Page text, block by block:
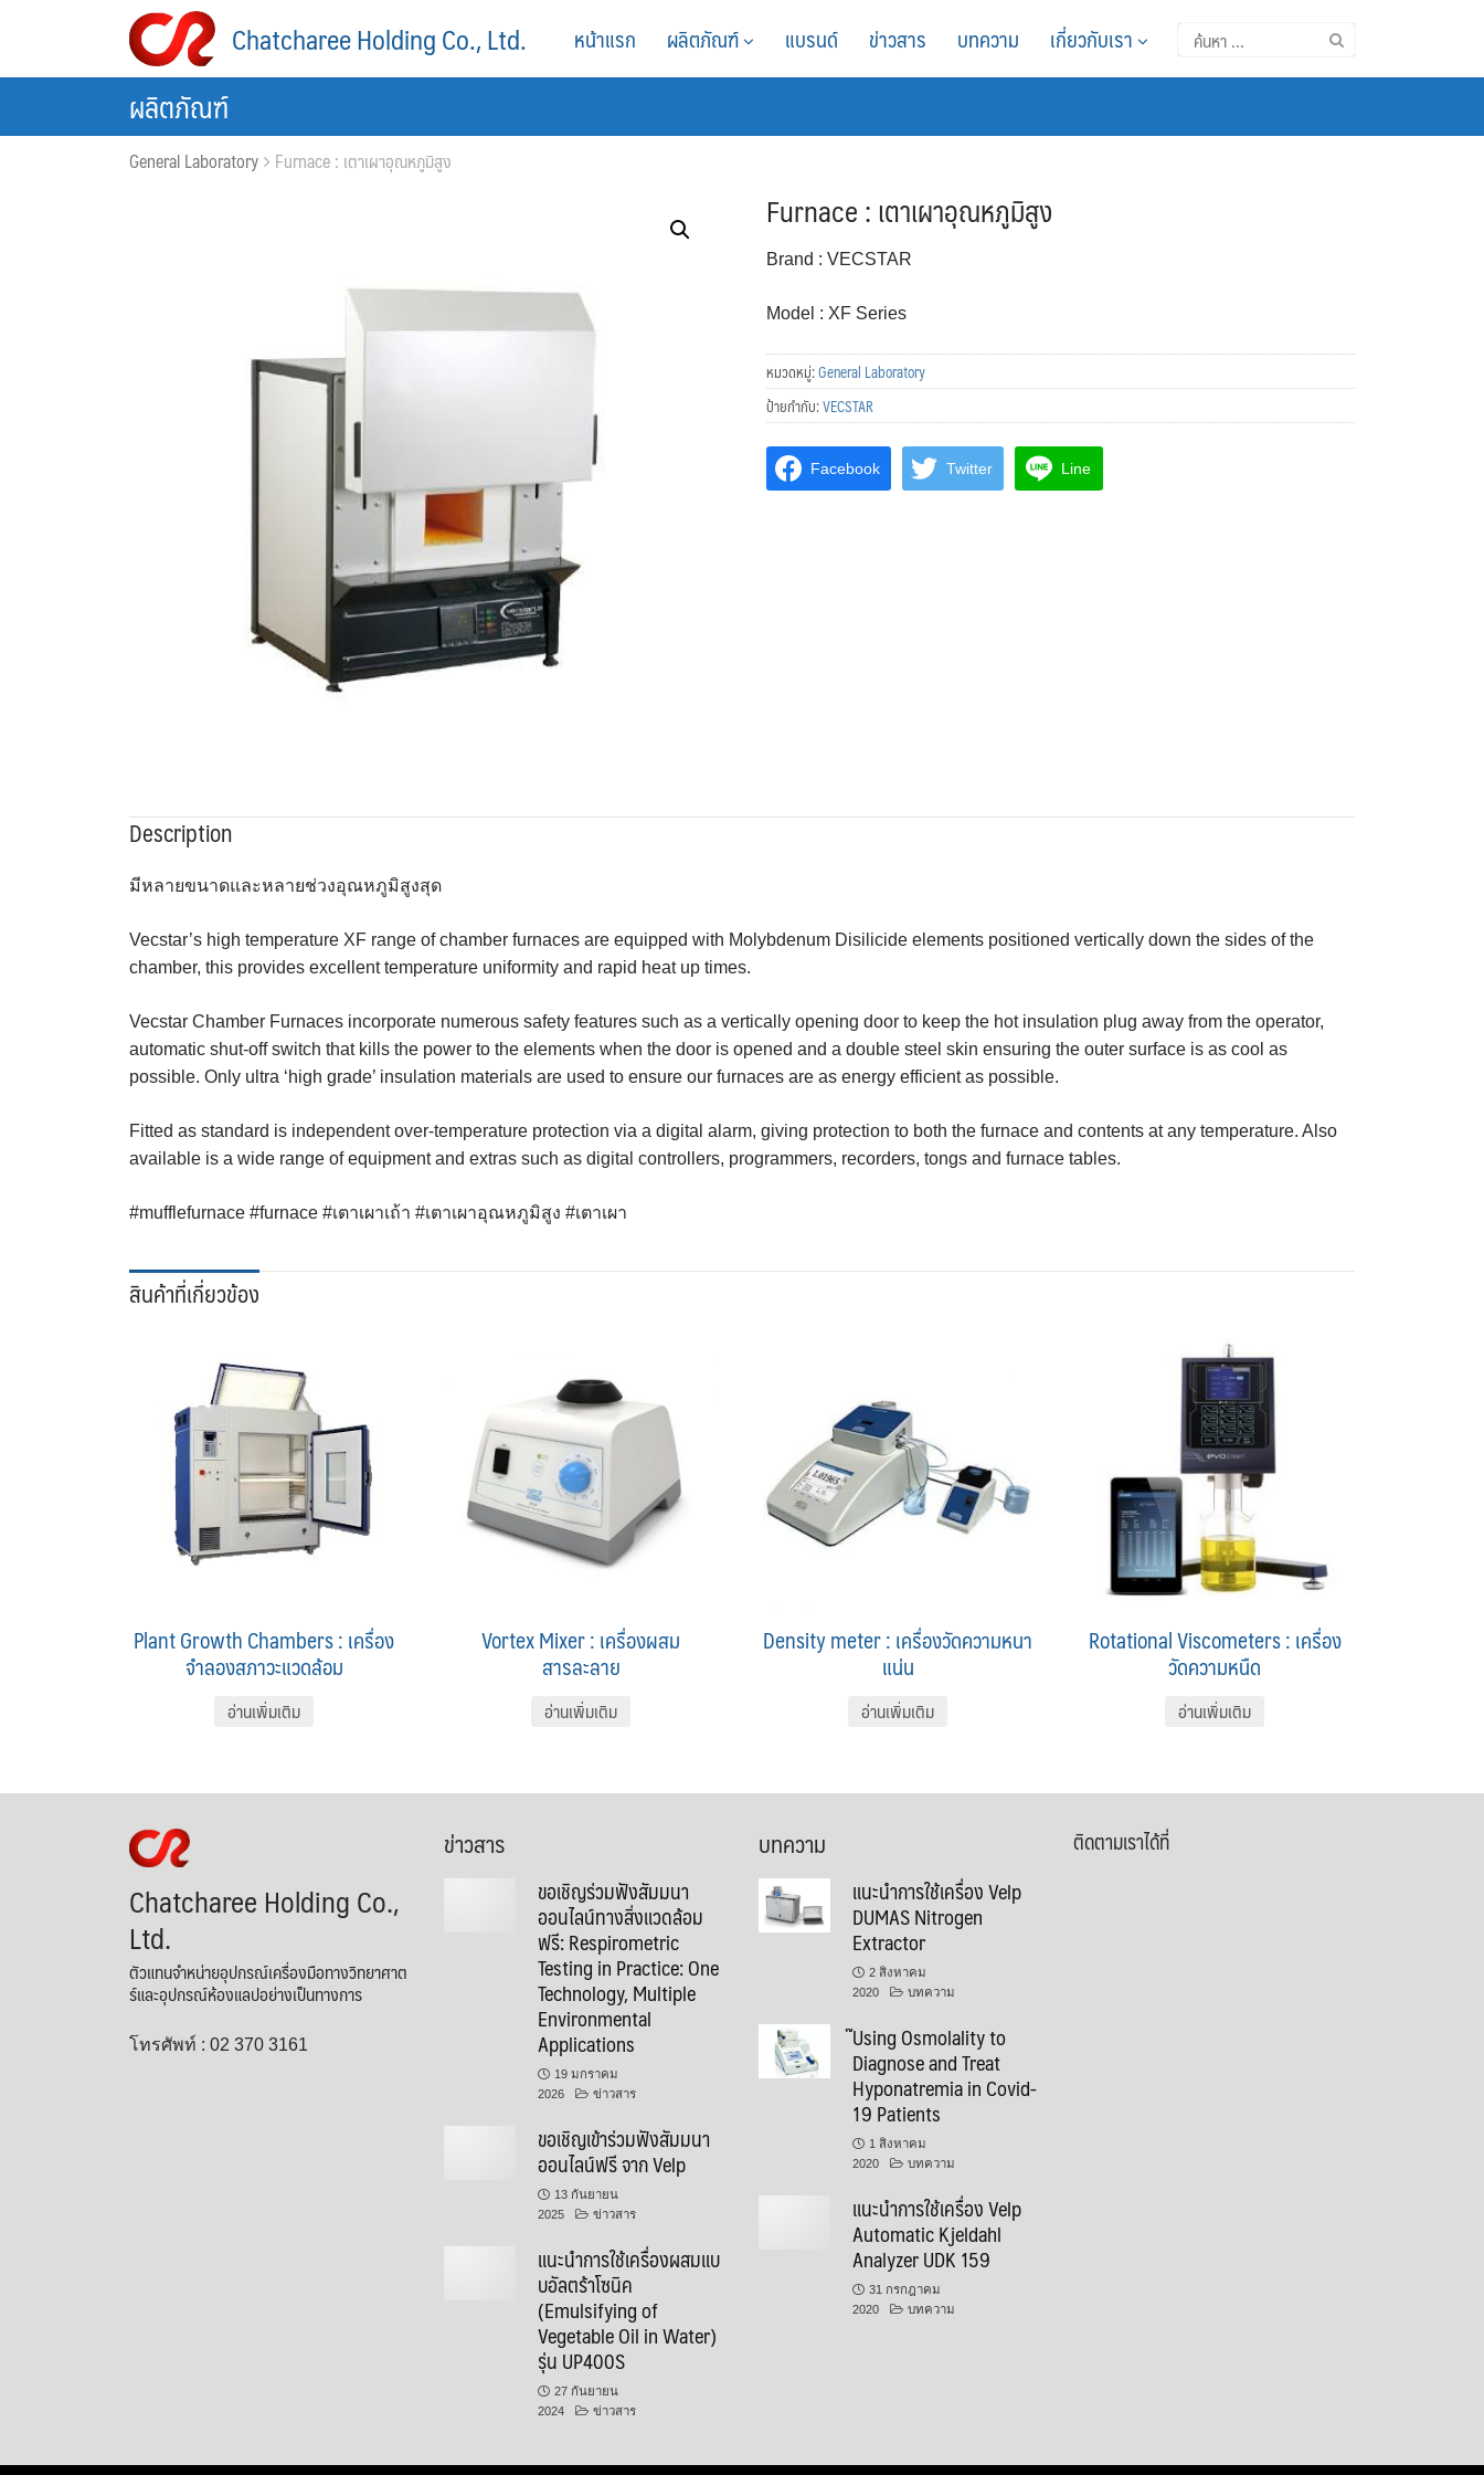
Chatcharee Holding Co., Ltd.
ค้นหา
สำหรับ:
หน้าแรก ผลิตภัณฑ์ แบรนด์ ข่าวสาร บทความ เกี่ยวกับเรา
ผลิตภัณฑ์
General Laboratory Furnace : เตาเผาอุณหภูมิสูง
Furnace : เตาเผาอุณหภูมิสูง
Brand : VECSTAR
Model : XF Series
หมวดหมู่:General Laboratory
ป้ายกำกับ:VECSTAR
Facebook Twitter Line
Description
มีหลายขนาดและหลายช่วงอุณหภูมิสูงสุด
Vecstar’s high temperature XF range of chamber furnaces are equipped with Molybdenum Disilicide elements positioned vertically down the sides of the
chamber, this provides excellent temperature uniformity and rapid heat up times.
Vecstar Chamber Furnaces incorporate numerous safety features such as a vertically opening door to keep the hot insulation plug away from the operator,
automatic shut-off switch that kills the power to the elements when the door is opened and a double steel skin ensuring the outer surface is as cool as
possible. Only ultra ‘high grade’ insulation materials are used to ensure our furnaces are as energy efficient as possible.
Fitted as standard is independent over-temperature protection via a digital alarm, giving protection to both the furnace and contents at any temperature. Also
available is a wide range of equipment and extras such as digital controllers, programmers, recorders, tongs and furnace tables.
#mufflefurnace #furnace #เตาเผาเถ้า #เตาเผาอุณหภูมิสูง #เตาเผา
สินค้าที่เกี่ยวข้อง
Plant Growth Chambers : เครื่อง
จำลองสภาวะแวดล้อม
อ่านเพิ่มเติม
Vortex Mixer : เครื่องผสม
สารละลาย
อ่านเพิ่มเติม
Density meter : เครื่องวัดความหนา
แน่น
อ่านเพิ่มเติม
Rotational Viscometers : เครื่อง
วัดความหนืด
อ่านเพิ่มเติม
Chatcharee Holding Co.,
Ltd.
ตัวแทนจำหน่ายอุปกรณ์เครื่องมือทางวิทยาศาต
ร์และอุปกรณ์ห้องแลปอย่างเป็นทางการ
โทรศัพท์ : 02 370 3161
ข่าวสาร
ขอเชิญร่วมฟังสัมมนา
ออนไลน์ทางสิ่งแวดล้อม
ฟรี: Respirometric
Testing in Practice: One
Technology, Multiple
Environmental
Applications
19 มกราคม
2026
ข่าวสาร
ขอเชิญเข้าร่วมฟังสัมมนา
ออนไลน์ฟรี จาก Velp
13 กันยายน
2025
ข่าวสาร
แนะนำการใช้เครื่องผสมแบ
บอัลตร้าโซนิค
(Emulsifying of
Vegetable Oil in Water)
รุ่น UP400S
27 กันยายน
2024
ข่าวสาร
บทความ
แนะนำการใช้เครื่อง Velp
DUMAS Nitrogen
Extractor
2 สิงหาคม
2020
บทความ
๊Using Osmolality to
Diagnose and Treat
Hyponatremia in Covid-
19 Patients
1 สิงหาคม
2020
บทความ
แนะนำการใช้เครื่อง Velp
Automatic Kjeldahl
Analyzer UDK 159
31 กรกฎาคม
2020
บทความ
ติดตามเราได้ที่